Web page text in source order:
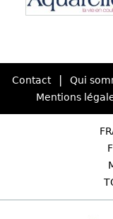
Contact | Qui
Mentions